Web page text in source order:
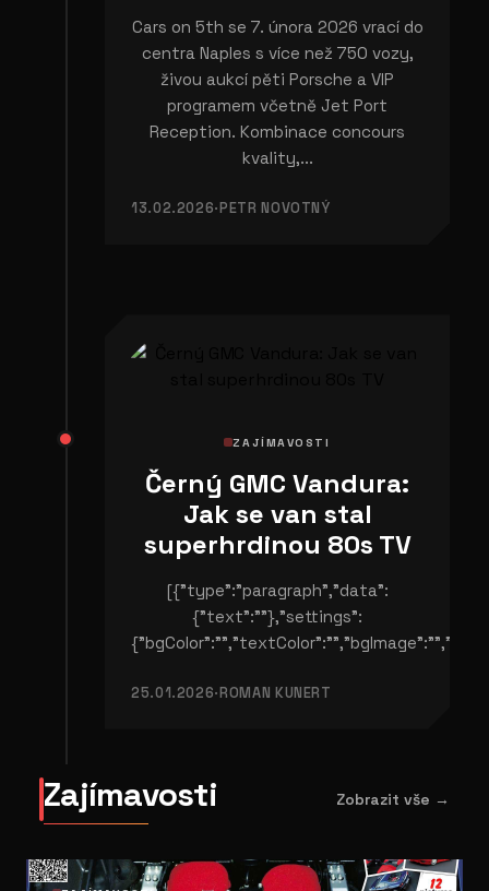
Cars on 5th se 7. února 2026 vrací do
centra Naples s více než 750 vozy,
živou aukcí pěti Porsche a VIP
programem včetně Jet Port
Reception. Kombinace concours
kvality,...
13.02.2026·PETR NOVOTNÝ
ZAJÍMAVOSTI
Černý GMC Vandura:
Jak se van stal
superhrdinou 80s TV
[{"type":"paragraph","data":
{"text":""},"settings":
25.01.2026·ROMAN KUNERT
Zajímavosti Zobrazit vše →